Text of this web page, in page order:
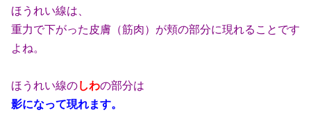
ほうれい線は、
重力で下がった皮膚 （筋肉） が頬の部分に現れることです
よね。
ほうれい線のしわの部分は
影になって現れます。